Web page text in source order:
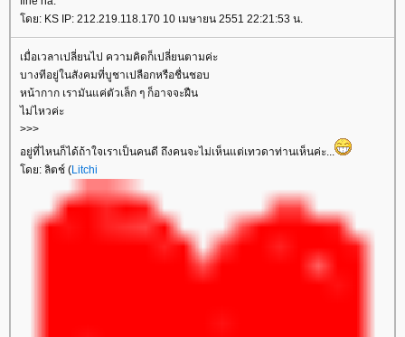
ดย: KS IP: 212.219.118.170 10 เมษายน 2551 22:21:53 น.
เมื่อเวลาเปลี่ยนไป ความคิดก็เปลี่ยนตามค่ะ
บางทีอยู่ในสังคมที่บูชาเปลือกหรือชื่นชอบ
หน้ากาก เรามันแค่ตัวเล็ก ๆ ก็อาจจะฝืน
ไม่ไหวค่ะ
>>>
อยู่ที่ไหนก็ได้ถ้าใจเราเป็นคนดี ถึงคนจะไม่เห็นแต่เทวดาท่านเห็นค่ะ...
ดย: ลิตช์ (Litchi